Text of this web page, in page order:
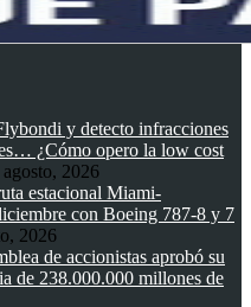
y detecto infracciones
¿Cómo opero la low cost
agosto, 2026
estacional Miami-
con Boeing 787-8 y 7
2026
de accionistas aprobó su
de 238.000.000 millones de